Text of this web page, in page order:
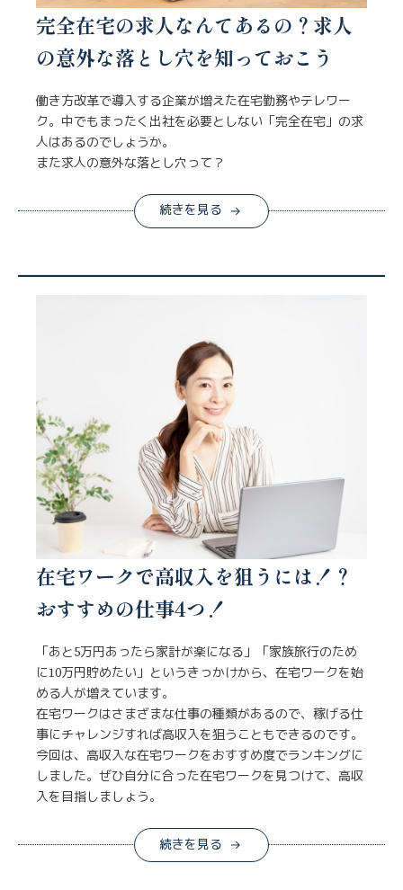
完全在宅の求人なんてあるの？求人
の意外な落とし穴を知っておこう
働き方改革で導入する企業が増えた在宅勤務やテレワー
ク。中でもまったく出社を必要としない「完全在宅」の求
人はあるのでしょうか。
また求人の意外な落とし穴って？
続きを見る
在宅ワークで高収入を狙うには！？
おすすめの仕事4つ！
「あと5万円あったら家計が楽になる」「家族旅行のため
に10万円貯めたい」というきっかけから、在宅ワークを始
める人が増えています。
在宅ワークはさまざまな仕事の種類があるので、稼げる仕
事にチャレンジすれば高収入を狙うこともできるのです。
今回は、高収入な在宅ワークをおすすめ度でランキングに
しました。ぜひ自分に合った在宅ワークを見つけて、高収
入を目指しましょう。
続きを見る